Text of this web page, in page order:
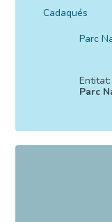
Cadaqués
Parc
Entitat:
Parc